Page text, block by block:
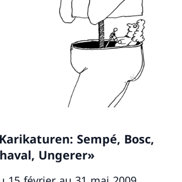
Sempé, Bosc,
Ungerer»